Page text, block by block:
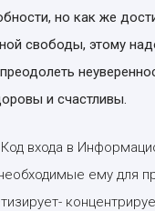
но как же
свободы, этому
и счастливы.
входа в
ему для